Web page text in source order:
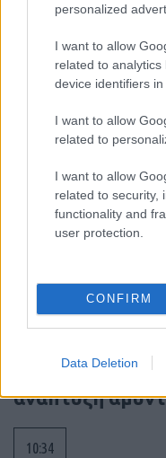
personalized
I want to allow
related to
device identifiers in
I want to allow
related to
I want to allow
related to security,
functionality and
user protection.
CONFIRM
Data Deletion
Ευρωπαϊκή
Οι ΗΠΑ θα
δολαρίων στη
Κολομβίας
10:35
EFA Group:
ανάπτυξη
10:34